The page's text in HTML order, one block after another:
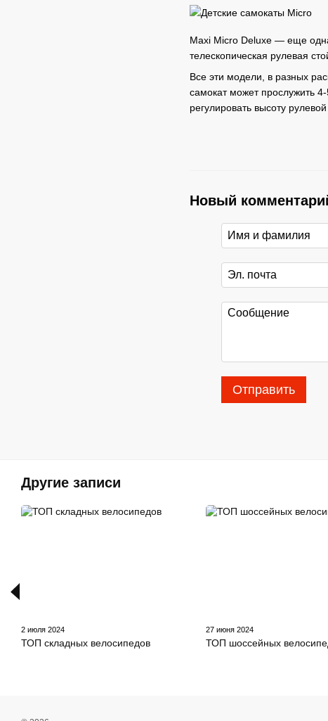
Maxi Micro Deluxe — еще
телескопическая рулевая
Все эти модели, в разных
самокат может прослужить
регулировать высоту рулевой
Новый
Отправить
Другие записи
2 июля 2024
ТОП складных велосипедов
27 июня 2024
ТОП шоссейных